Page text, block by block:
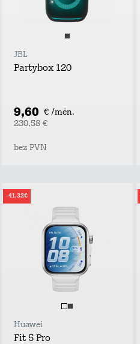
JBL
Partybox 120
9,60 € /mēn.
230,58 €
bez PVN
-41,32€
Huawei
Fit 5 Pro